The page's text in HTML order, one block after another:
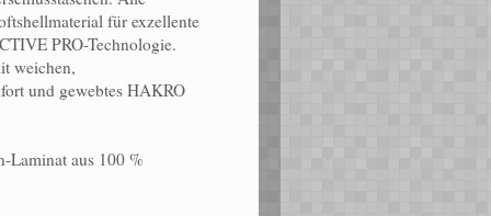
für exzellente
PRO-Technologie.
weichen,
und gewebtes HAKRO
Laminat aus 100 %